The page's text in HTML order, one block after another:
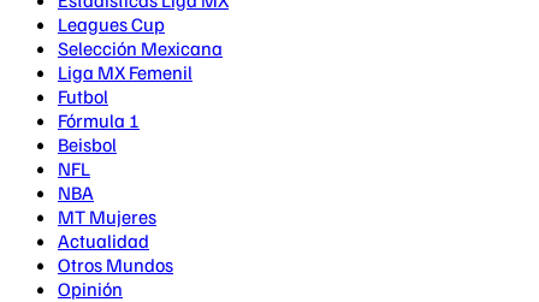
Leagues Cup
Selección Mexicana
Liga MX Femenil
Futbol
Fórmula 1
Beisbol
NFL
NBA
MT Mujeres
Actualidad
Otros Mundos
Opinión